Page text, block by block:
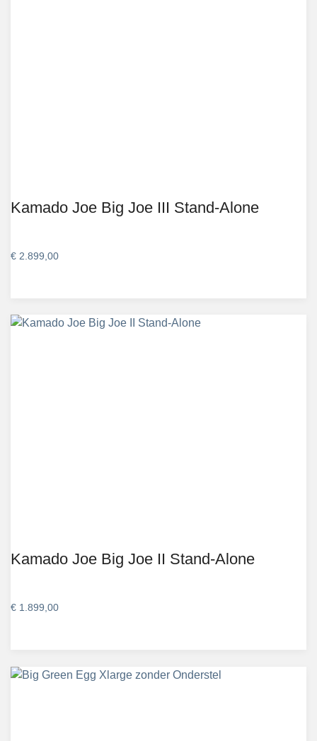
Kamado Joe Big Joe III Stand-Alone
€ 2.899,00
Kamado Joe Big Joe II Stand-Alone
€ 1.899,00